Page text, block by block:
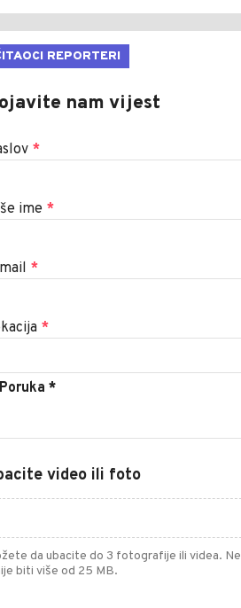
REPORTERI
nam vijest
*
ime *
*
*
video ili foto
da ubacite do 3 fotografije ili videa. Ne
biti više od 25 MB.